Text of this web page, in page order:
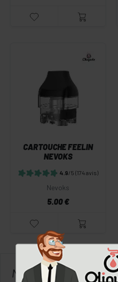
CARTOUCHE FEELIN
NEVOKS
4.9/5 (174 avis)
Nevoks
5.00 €
MATÉRIELS NEVOKS